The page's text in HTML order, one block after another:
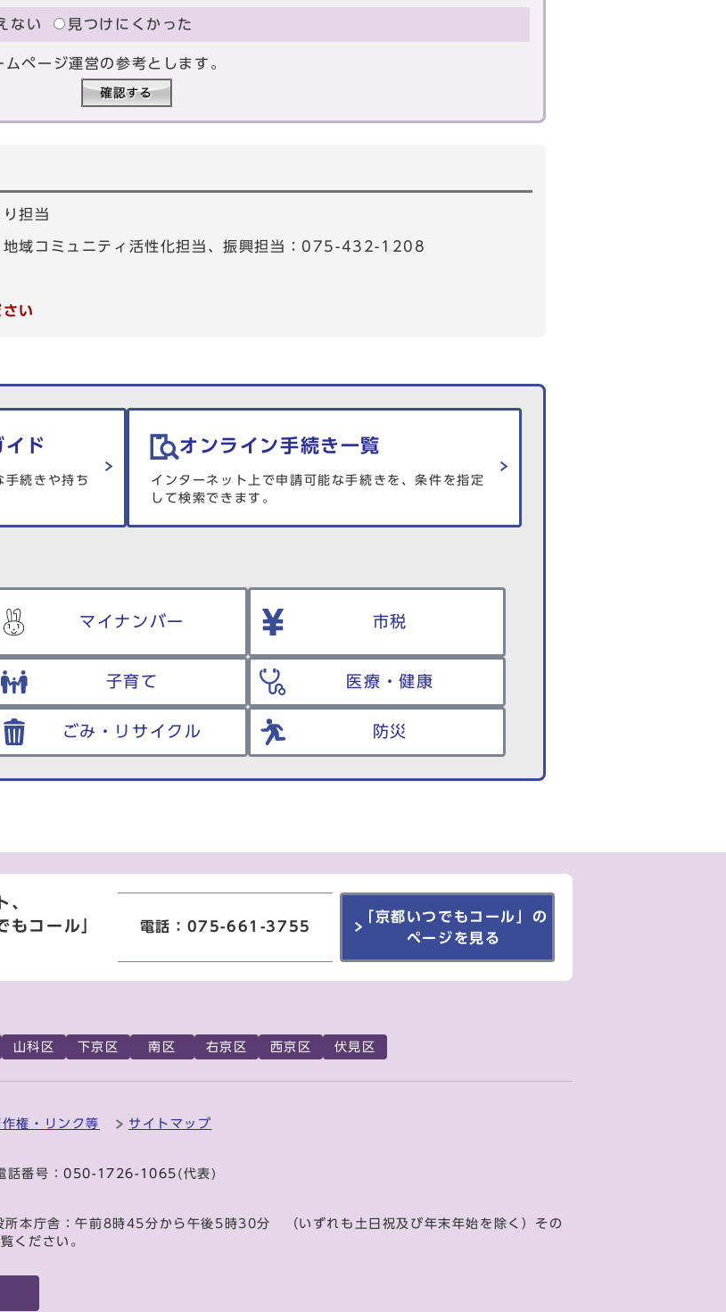
ない 見つけにくかった
ページ運営の参考とします。
担当
地域コミュニティ活性化担当、振興担当：075-432-1208
い
ド
手続きや持ち
オンライン手続き一覧
インターネット上で申請可能な手続きを、条件を指定
して検索できます。
マイナンバー 市税
子育て 医療・健康
ごみ・リサイクル 防災
、
もコール」 電話：075-661-3755
「京都いつでもコール」の
ページを見る
山科区 下京区 南区 右京区 西京区 伏見区
作権・リンク等 サイトマップ
番号：050-1726-1065 (代表)
本庁舎：午前8時45分から午後5時30分 （いずれも土日祝及び年末年始を除く）その
ください。